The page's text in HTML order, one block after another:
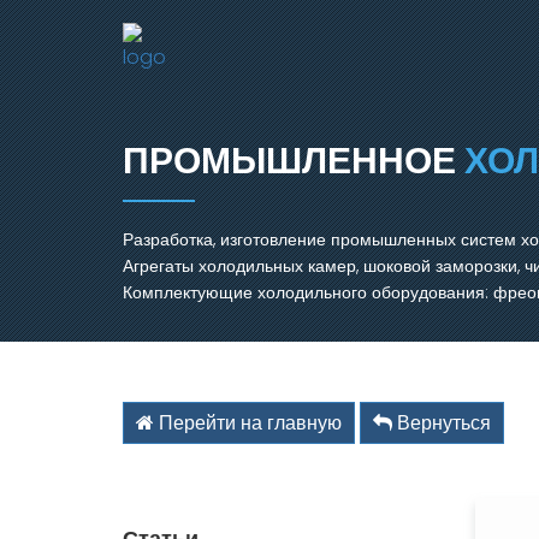
ПРОМЫШЛЕННОЕ
Разработка, изготовление промышленных систем
Агрегаты холодильных камер, шоковой заморозки,
Комплектующие холодильного оборудования:
Перейти на главную Вернуться